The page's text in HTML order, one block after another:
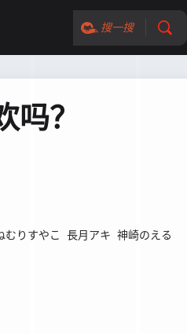
搜一搜
？
むりすやこ 長月アキ 神崎のえる